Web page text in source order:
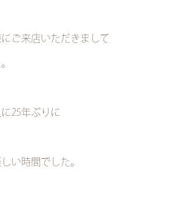
ご来店いただきまして
25年ぶりに
い時間でした。